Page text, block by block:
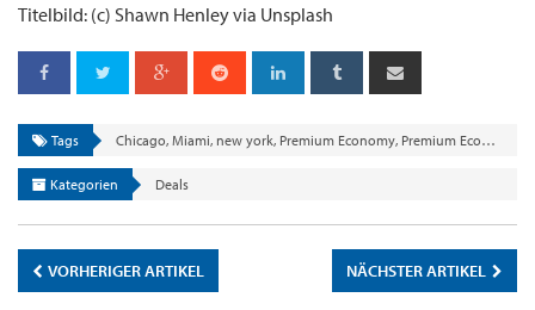
Titelbild: (c) Shawn Henley via Unsplash
Tags Chicago, Miami, new york, Premium Economy, Premium Economy Class
Kategorien Deals
VORHERIGER ARTIKEL NÄCHSTER ARTIKEL